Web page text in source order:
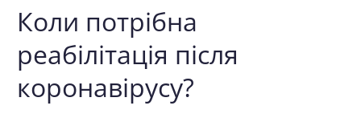
Коли потрібна
реабілітація після
коронавірусу?